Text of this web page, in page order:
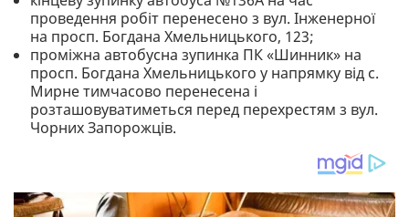
проведення робіт перенесено з вул. Інженерної
на просп. Богдана Хмельницького, 123;
проміжна автобусна зупинка ПК «Шинник» на
просп. Богдана Хмельницького у напрямку від с.
Мирне тимчасово перенесена і
розташовуватиметься перед перехрестям з вул.
Чорних Запорожців.